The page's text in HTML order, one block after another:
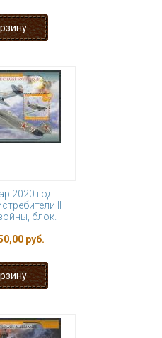
2020 год.
II
блок.
руб.